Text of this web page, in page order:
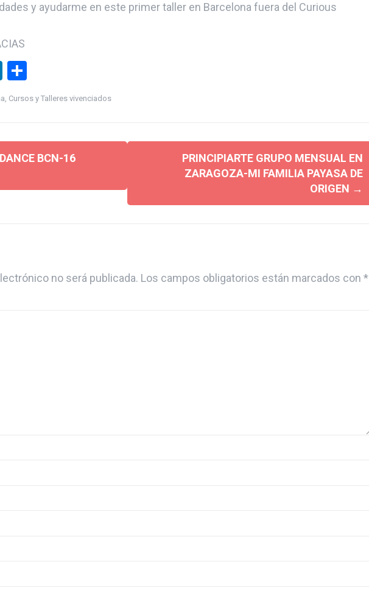
y ayudarme en este primer taller en Barcelona fuera del Curious
Li
n
ke
n
C
m
ar
tir
Cursos y Talleres vivenciados
BCN-16
PRINCIPIARTE GRUPO MENSUAL EN
ZARAGOZA-MI FAMILIA PAYASA DE
ORIGEN →
no será publicada. Los campos obligatorios están marcados con *